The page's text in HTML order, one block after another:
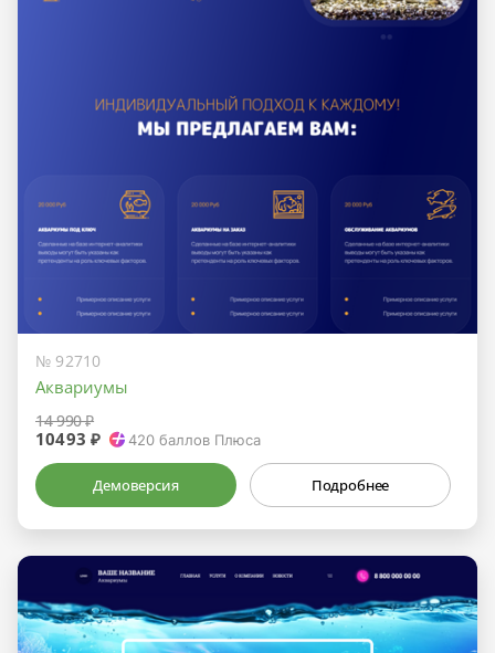
№ 92710
Аквариумы
14 990 ₽
10493 ₽ 420 баллов Плюса
Демоверсия Подробнее